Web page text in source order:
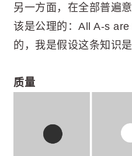
另一方面，在全部普遍
该是公理的：All A-s
的，我是假设这条知识是
质量